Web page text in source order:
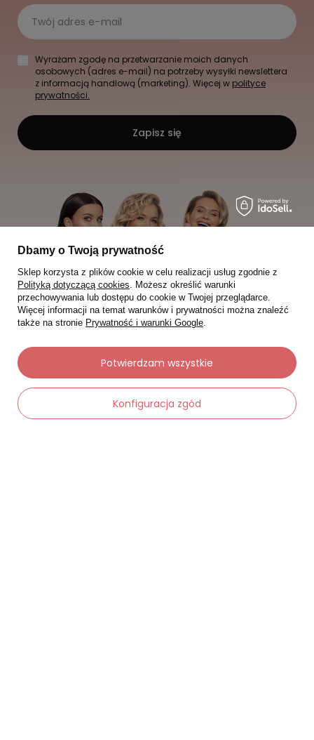
Twój adres e-mail
Wyrażam zgodę na przetwarzanie moich danych
osobowych (adres e-mail) na potrzeby wysyłki newslettera
z informacją handlową (marketing). Więcej w polityce
prywatności.
Zapisz się
Moje zamówienia
Status zamówienia
Dbamy o Twoją prywatność
Sklep korzysta z plików cookie w celu realizacji usług zgodnie z
Polityką dotyczącą cookies. Możesz określić warunki
przechowywania lub dostępu do cookie w Twojej przeglądarce.
Więcej informacji na temat warunków i prywatności można znaleźć
także na stronie Prywatność i warunki Google.
Konfiguracja zgód
Potwierdzam wszystkie